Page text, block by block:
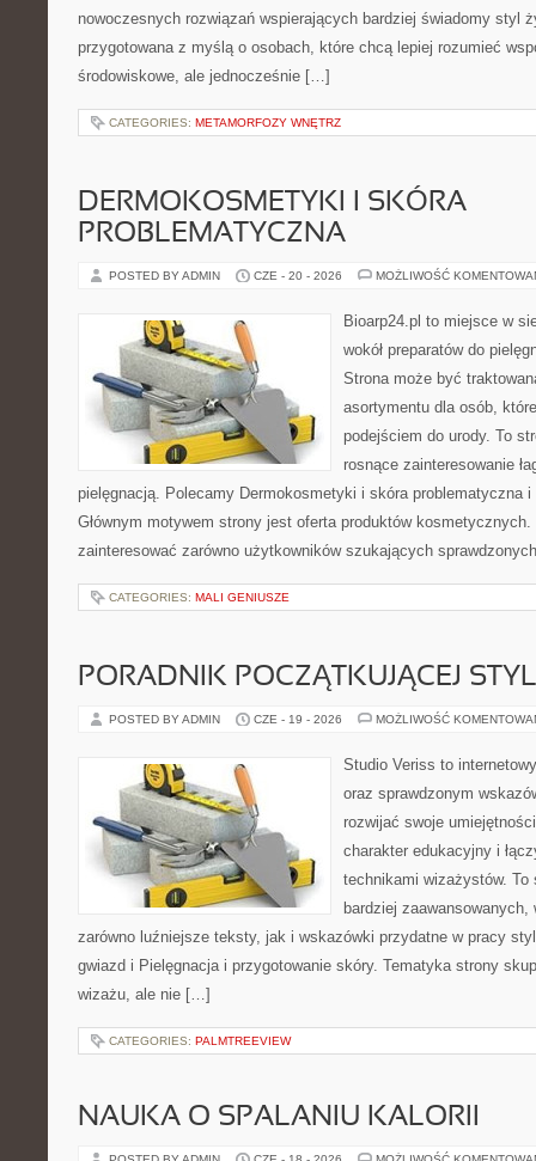
nowoczesnych rozwiązań wspierających bardziej świadomy styl
przygotowana z myślą o osobach, które chcą lepiej rozumieć
środowiskowe, ale jednocześnie […]
CATEGORIES: METAMORFOZY WNĘTRZ
DERMOKOSMETYKI I SKÓRA
PROBLEMATYCZNA
POSTED BY ADMIN CZE - 20 - 2026 MOŻLIWOŚĆ
Bioarp24.pl to miejsce w
wokół preparatów do
Strona może być
asortymentu dla osób,
podejściem do urody. To
rosnące zainteresowanie
pielęgnacją. Polecamy Dermokosmetyki i skóra problematyczna i
Głównym motywem strony jest oferta produktów
zainteresować zarówno użytkowników szukających
CATEGORIES: MALI GENIUSZE
PORADNIK POCZĄTKUJĄCEJ
POSTED BY ADMIN CZE - 19 - 2026 MOŻLIWOŚĆ
Studio Veriss to
oraz sprawdzonym
rozwijać swoje
charakter edukacyjny i
technikami wizażystów.
bardziej
zarówno luźniejsze teksty, jak i wskazówki przydatne w pracy
gwiazd i Pielęgnacja i przygotowanie skóry. Tematyka strony
wizażu, ale nie […]
CATEGORIES: PALMTREEVIEW
NAUKA O SPALANIU KALORII